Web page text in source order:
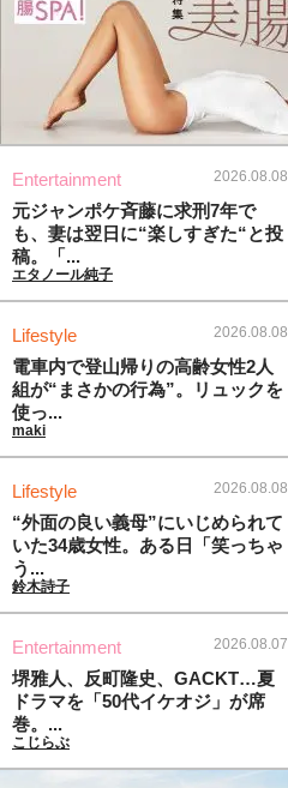
Entertainment 2026.08.08
元ジャンポケ斉藤に求刑7年で
も、妻は翌日に“楽しすぎた“と投
稿。「...
エタノール純子
Lifestyle 2026.08.08
電車内で登山帰りの高齢女性2人
組が“まさかの行為”。リュックを
使っ...
maki
Lifestyle 2026.08.08
“外面の良い義母”にいじめられて
いた34歳女性。ある日「笑っちゃ
う...
鈴木詩子
Entertainment 2026.08.07
堺雅人、反町隆史、GACKT…夏
ドラマを「50代イケオジ」が席
巻。...
こじらぶ